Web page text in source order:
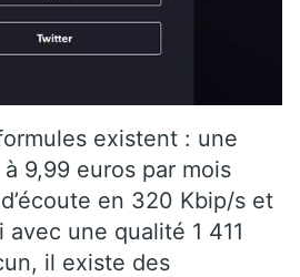
existent : une
9,99 euros par mois
en 320 Kbip/s et
une qualité 1 411
il existe des